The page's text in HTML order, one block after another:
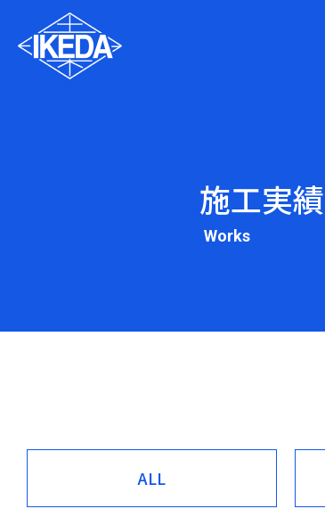
施工実績
Works
ALL